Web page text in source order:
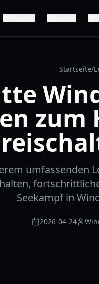
Startseite/
zum
umfassenden
Seekampf in
2026-04-24